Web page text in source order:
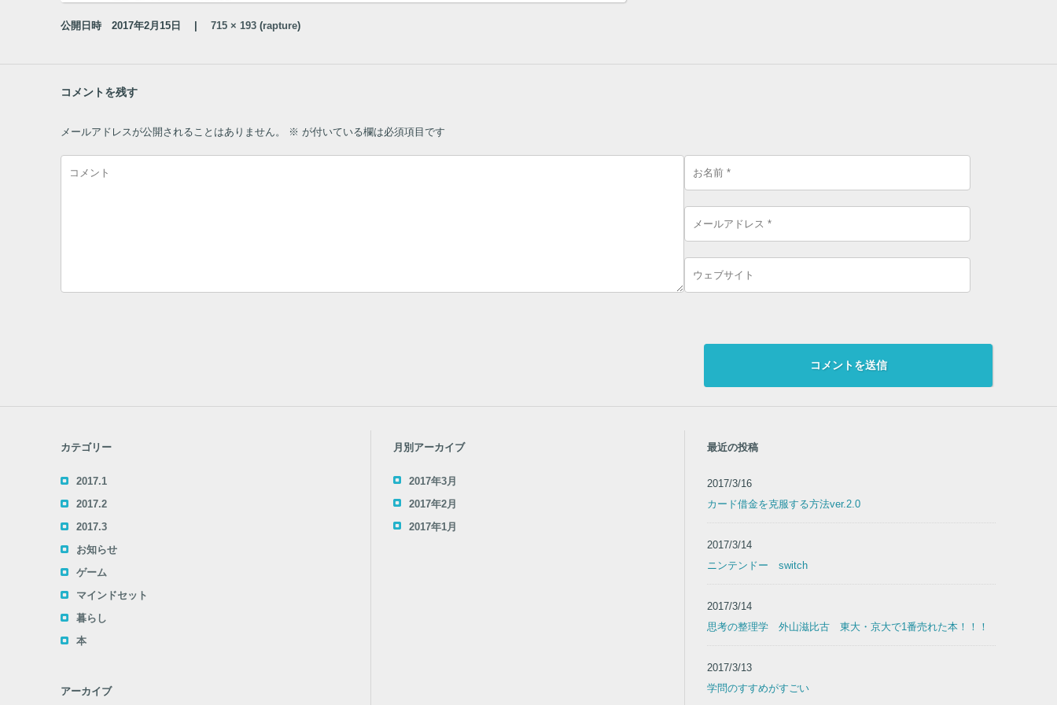
公開日時 2017年2月15日 715 × 193 (rapture)
コメントを残す
メールアドレスが公開されることはありません。 ※ が付いている欄は必須項目です
カテゴリー
2017.1
2017.2
2017.3
お知らせ
ゲーム
マインドセット
暮らし
本
アーカイブ
月別アーカイブ
2017年3月
2017年2月
2017年1月
最近の投稿
2017/3/16
カード借金を克服する方法ver.2.0
2017/3/14
ニンテンドー switch
2017/3/14
思考の整理学 外山滋比古 東大・京大で1番売れた本！！！
2017/3/13
学問のすすめがすごい